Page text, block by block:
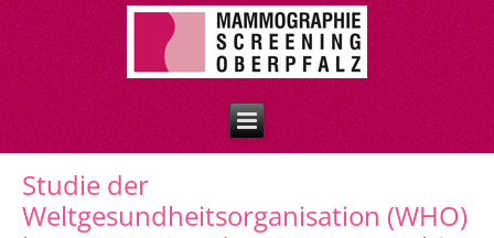
Studie der
Weltgesundheitsorganisation (WHO)